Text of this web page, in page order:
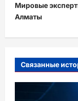
г
а
ц
я
з
Мировые
Алматы
Связанные